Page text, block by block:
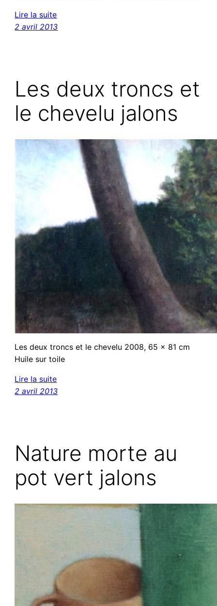
Lire la suite
2 avril 2013
Les deux troncs et
le chevelu jalons
Les deux troncs et le chevelu 2008, 65 x 81 cm
Huile sur toile
Lire la suite
2 avril 2013
Nature morte au
pot vert jalons